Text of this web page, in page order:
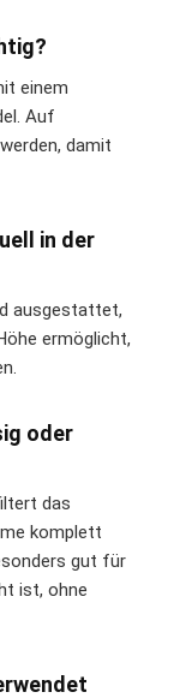
einem
Auf
damit
in der
ausgestattet,
ermöglicht,
oder
das
komplett
gut für
ist, ohne